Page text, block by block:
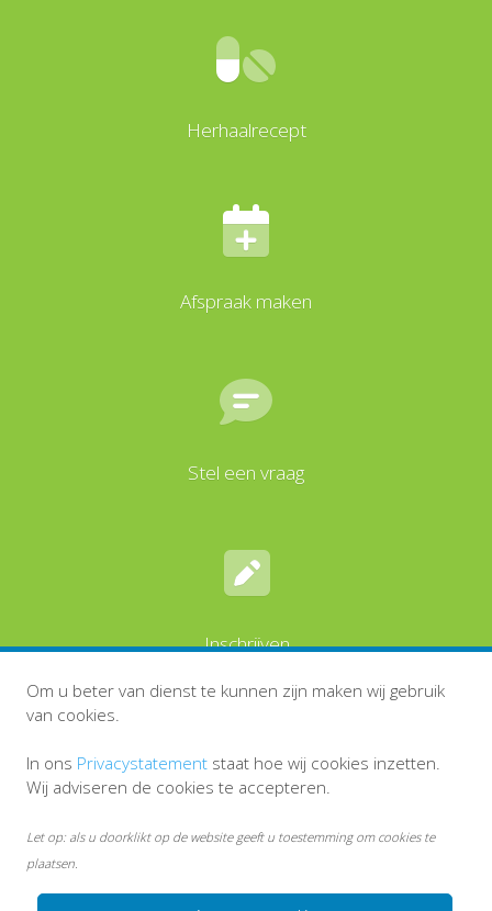
Herhaalrecept
Afspraak maken
Stel een vraag
Inschrijven
Om u beter van dienst te kunnen zijn maken wij gebruik
van cookies.
In ons Privacystatement staat hoe wij cookies inzetten.
Wij adviseren de cookies te accepteren.
Let op: als u doorklikt op de website geeft u toestemming om cookies te
plaatsen.